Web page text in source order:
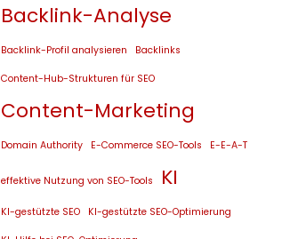
Backlink-Analyse
Backlink-Profil analysieren Backlinks
Content-Hub-Strukturen für SEO
Content-Marketing
Domain Authority E-Commerce SEO-Tools E-E-A-T
effektive Nutzung von SEO-Tools KI
KI-gestützte SEO KI-gestützte SEO-Optimierung